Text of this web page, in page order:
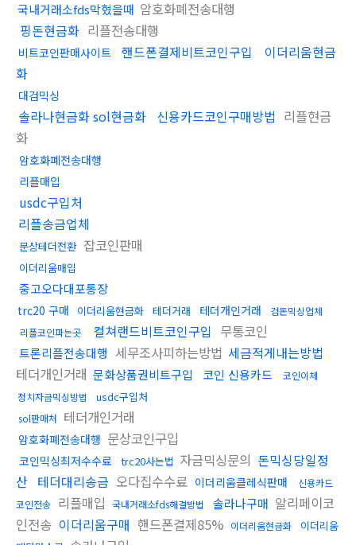
국내거래소fds막혔을때 암호화폐전송대행
핑돈현금화 리플전송대행
비트코인판매사이트 핸드폰결제비트코인구입
이더리움현금
화
대검믹싱
솔라나현금화 sol현금화 신용카드코인구매방법 리플현금
화
암호화폐전송대행
리플매입
usdc구입처
리플송금업체
문상테더전환 잡코인판매
이더리움매입
중고오다대포통장
trc20 구매 이더리움현금화 테더거래 테더개인거래
검돈믹싱업체
리플코인파는곳
컬쳐랜드비트코인구입 무통코인
트론리플전송대행 세무조사피하는방법 세금적게내는방법
테더개인거래 문화상품권비트구입 코인 신용카드
코인이체
정치자금믹싱방법
usdc구입처
sol판매처 테더개인거래
암호화폐전송대행 문상코인구입
코인믹싱최저수수료 trc20사는법 자금믹싱문의 돈믹싱당일정
산 테더대리송금 오다집수수료 이더리움클레식판매
신용카드
코인전송 리플매입 국내거래소fds해결방법 솔라나구매 알리페이코
인전송 이더리움구매 핸드폰결제85% 이더리움현금화
이더리움